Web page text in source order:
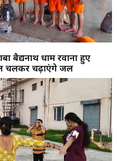
बैद्यनाथ धाम रवाना हुए
चलकर चढ़ाएंगे जल